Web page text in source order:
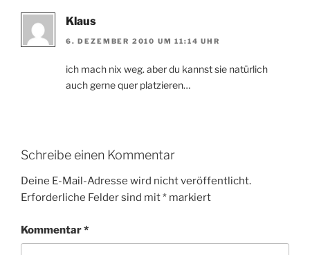
Klaus
6. DEZEMBER 2010 UM 11:14 UHR
ich mach nix weg. aber du kannst sie natürlich
auch gerne quer platzieren…
Schreibe einen Kommentar
Deine E-Mail-Adresse wird nicht veröffentlicht.
Erforderliche Felder sind mit* markiert
Kommentar*